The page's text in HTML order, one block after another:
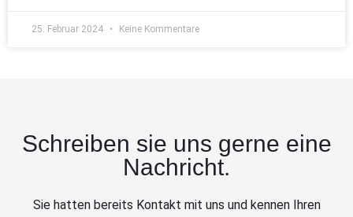
25. Februar 2024 Keine Kommentare
Schreiben sie uns gerne eine
Nachricht.
Sie hatten bereits Kontakt mit uns und kennen Ihren